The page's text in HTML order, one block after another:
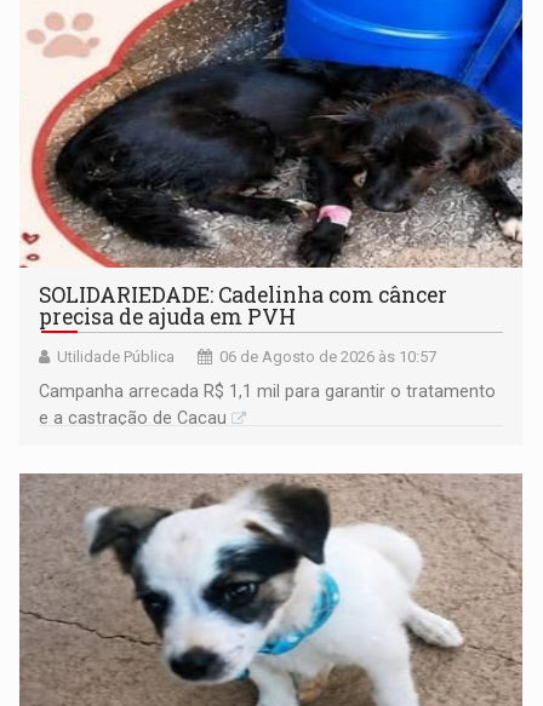
SOLIDARIEDADE: Cadelinha com câncer
precisa de ajuda em PVH
Utilidade Pública 06 de Agosto de 2026 às 10:57
Campanha arrecada R$ 1,1 mil para garantir o tratamento
e a castração de Cacau